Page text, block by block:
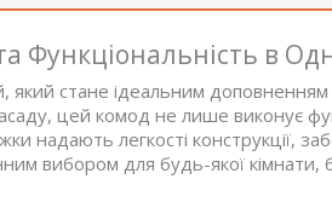
Функціональність в
стане ідеальним
цей комод не лише виконує
надають легкості конструкції,
вибором для будь-якої